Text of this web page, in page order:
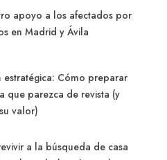
apoyo a los afectados por
en Madrid y Ávila
estratégica: Cómo preparar
que parezca de revista (y
valor)
a la búsqueda de casa